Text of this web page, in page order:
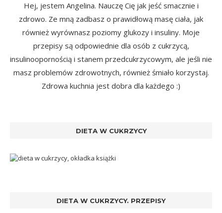
Hej, jestem Angelina. Nauczę Cię jak jeść smacznie i
zdrowo. Ze mną zadbasz o prawidłową masę ciała, jak
również wyrównasz poziomy glukozy i insuliny. Moje
przepisy są odpowiednie dla osób z cukrzycą,
insulinoopornością i stanem przedcukrzycowym, ale jeśli nie
masz problemów zdrowotnych, również śmiało korzystaj.
Zdrowa kuchnia jest dobra dla każdego :)
DIETA W CUKRZYCY
DIETA W CUKRZYCY. PRZEPISY